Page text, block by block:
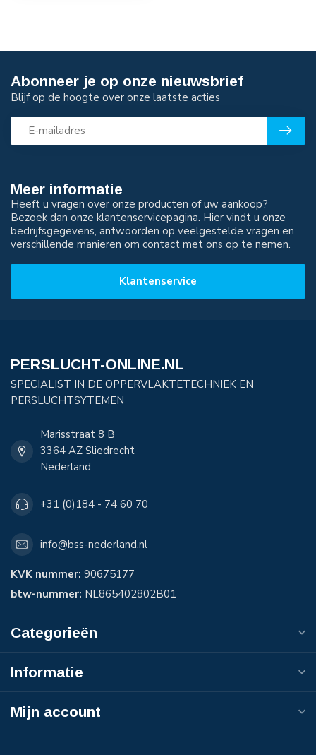
Meer informatie
Heeft u vragen over onze producten of uw aankoop?
Bezoek dan onze klantenservicepagina. Hier vindt u onze
bedrijfsgegevens, antwoorden op veelgestelde vragen en
verschillende manieren om contact met ons op te nemen.
Klantenservice
Abonneer je op onze nieuwsbrief
Blijf op de hoogte over onze laatste acties
PERSLUCHT-ONLINE.NL
SPECIALIST IN DE OPPERVLAKTETECHNIEK EN
PERSLUCHTSYTEMEN
Marisstraat 8 B
3364 AZ Sliedrecht
Nederland
+31 (0)184 - 74 60 70
info@bss-nederland.nl
KVK nummer: 90675177
btw-nummer: NL865402802B01
Categorieën
Informatie
Mijn account